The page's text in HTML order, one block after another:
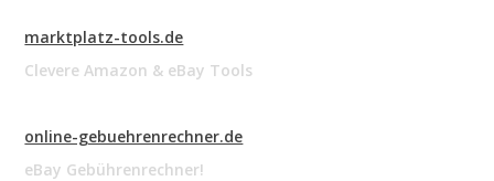
marktplatz-tools.de
Clevere Amazon & eBay Tools
online-gebuehrenrechner.de
eBay Gebührenrechner!